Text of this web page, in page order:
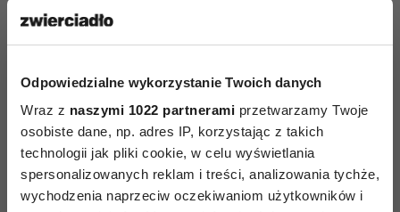
Odpowiedzialne wykorzystanie Twoich danych
Wraz z naszymi 1022 partnerami przetwarzamy Twoje
osobiste dane, np. adres IP, korzystając z takich
technologii jak pliki cookie, w celu wyświetlania
spersonalizowanych reklam i treści, analizowania tychże,
wychodzenia naprzeciw oczekiwaniom użytkowników i
ZAMÓW
WYDANIE DRUKOWANE